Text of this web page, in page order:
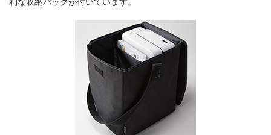
利な収納バッグが付いています。